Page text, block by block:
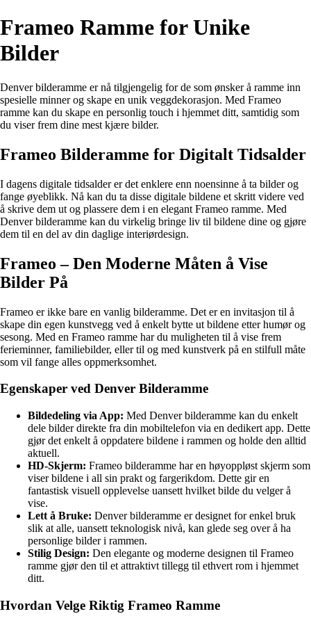
Frameo Ramme for Unike
Bilder
Denver bilderamme er nå tilgjengelig for de som ønsker å ramme inn
spesielle minner og skape en unik veggdekorasjon. Med Frameo
ramme kan du skape en personlig touch i hjemmet ditt, samtidig som
du viser frem dine mest kjære bilder.
Frameo Bilderamme for Digitalt Tidsalder
I dagens digitale tidsalder er det enklere enn noensinne å ta bilder og
fange øyeblikk. Nå kan du ta disse digitale bildene et skritt videre ved
å skrive dem ut og plassere dem i en elegant Frameo ramme. Med
Denver bilderamme kan du virkelig bringe liv til bildene dine og gjøre
dem til en del av din daglige interiørdesign.
Frameo – Den Moderne Måten å Vise
Bilder På
Frameo er ikke bare en vanlig bilderamme. Det er en invitasjon til å
skape din egen kunstvegg ved å enkelt bytte ut bildene etter humør og
sesong. Med en Frameo ramme har du muligheten til å vise frem
ferieminner, familiebilder, eller til og med kunstverk på en stilfull måte
som vil fange alles oppmerksomhet.
Egenskaper ved Denver Bilderamme
Bildedeling via App: Med Denver bilderamme kan du enkelt
dele bilder direkte fra din mobiltelefon via en dedikert app. Dette
gjør det enkelt å oppdatere bildene i rammen og holde den alltid
aktuell.
HD-Skjerm: Frameo bilderamme har en høyoppløst skjerm som
viser bildene i all sin prakt og fargerikdom. Dette gir en
fantastisk visuell opplevelse uansett hvilket bilde du velger å
vise.
Lett å Bruke: Denver bilderamme er designet for enkel bruk
slik at alle, uansett teknologisk nivå, kan glede seg over å ha
personlige bilder i rammen.
Stilig Design: Den elegante og moderne designen til Frameo
ramme gjør den til et attraktivt tillegg til ethvert rom i hjemmet
ditt.
Hvordan Velge Riktig Frameo Ramme